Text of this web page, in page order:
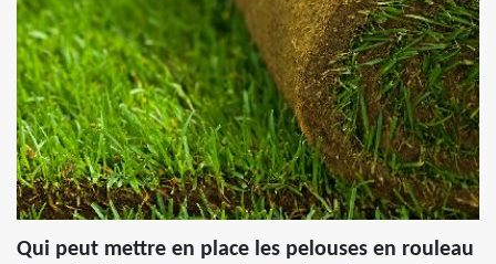
Qui peut mettre en place les pelouses en rouleau